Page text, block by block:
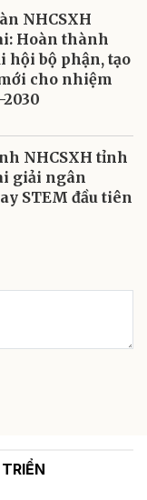
NHCSXH
Hoàn thành
hội bộ phận, tạo
cho nhiệm
NHCSXH tỉnh
giải ngân
STEM đầu tiên